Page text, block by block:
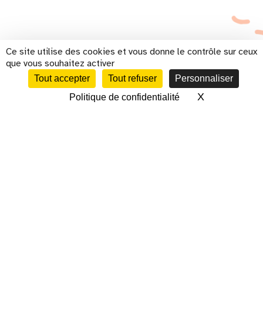
Ce site utilise des cookies et vous donne le contrôle sur ceux
que vous souhaitez activer
Tout accepter Tout refuser
Personnaliser
Politique de confidentialité
XMasquer le
CALENDRIER